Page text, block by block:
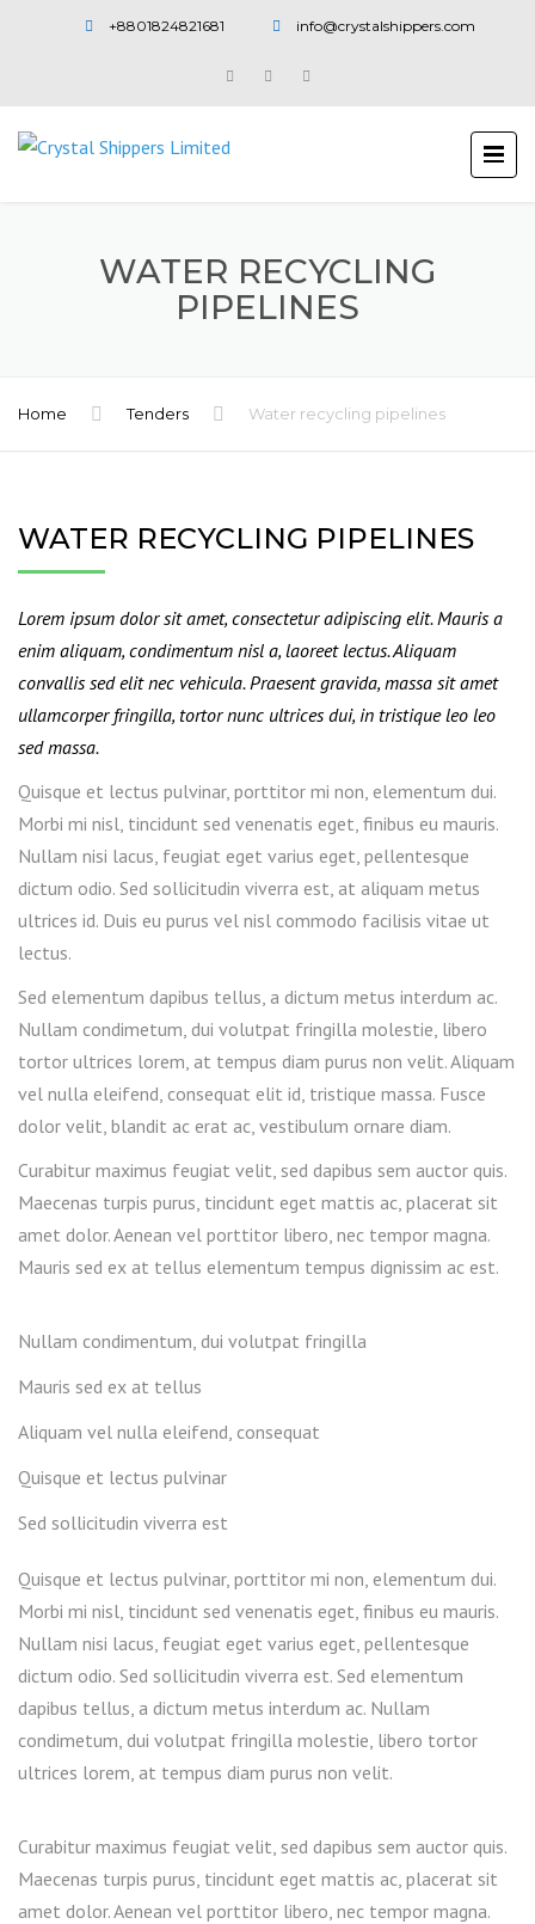
+8801824821681 info@crystalshippers.com
WATER RECYCLING
PIPELINES
Home Tenders Water recycling pipelines
WATER RECYCLING PIPELINES
Lorem ipsum dolor sit amet, consectetur adipiscing elit. Mauris a
enim aliquam, condimentum nisl a, laoreet lectus. Aliquam
convallis sed elit nec vehicula. Praesent gravida, massa sit amet
ullamcorper fringilla, tortor nunc ultrices dui, in tristique leo leo
sed massa.
Quisque et lectus pulvinar, porttitor mi non, elementum dui.
Morbi mi nisl, tincidunt sed venenatis eget, finibus eu mauris.
Nullam nisi lacus, feugiat eget varius eget, pellentesque
dictum odio. Sed sollicitudin viverra est, at aliquam metus
ultrices id. Duis eu purus vel nisl commodo facilisis vitae ut
lectus.
Sed elementum dapibus tellus, a dictum metus interdum ac.
Nullam condimetum, dui volutpat fringilla molestie, libero
tortor ultrices lorem, at tempus diam purus non velit. Aliquam
vel nulla eleifend, consequat elit id, tristique massa. Fusce
dolor velit, blandit ac erat ac, vestibulum ornare diam.
Curabitur maximus feugiat velit, sed dapibus sem auctor quis.
Maecenas turpis purus, tincidunt eget mattis ac, placerat sit
amet dolor. Aenean vel porttitor libero, nec tempor magna.
Mauris sed ex at tellus elementum tempus dignissim ac est.
Nullam condimentum, dui volutpat fringilla
Mauris sed ex at tellus
Aliquam vel nulla eleifend, consequat
Quisque et lectus pulvinar
Sed sollicitudin viverra est
Quisque et lectus pulvinar, porttitor mi non, elementum dui.
Morbi mi nisl, tincidunt sed venenatis eget, finibus eu mauris.
Nullam nisi lacus, feugiat eget varius eget, pellentesque
dictum odio. Sed sollicitudin viverra est. Sed elementum
dapibus tellus, a dictum metus interdum ac. Nullam
condimetum, dui volutpat fringilla molestie, libero tortor
ultrices lorem, at tempus diam purus non velit.
Curabitur maximus feugiat velit, sed dapibus sem auctor quis.
Maecenas turpis purus, tincidunt eget mattis ac, placerat sit
amet dolor. Aenean vel porttitor libero, nec tempor magna.